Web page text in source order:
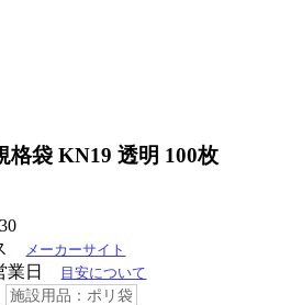
袋 KN19 透明 100枚
メーカーサイト
業日 目安について
施設用品：ポリ袋